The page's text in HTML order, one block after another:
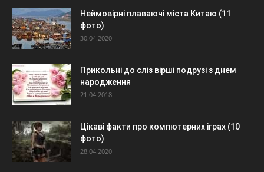
Неймовірні плаваючі міста Китаю (11
фото)
30.04.2020
Прикольні до сліз вірші подрузі з днем
народження
21.04.2018
Цікаві факти про компютерних іграх (10
фото)
28.04.2020